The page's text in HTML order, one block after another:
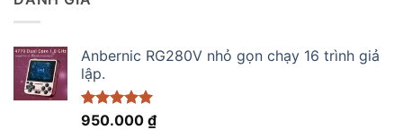
Anbernic RG280V nhỏ gọn chạy 16 trình giả
lập.
Được xếp
950.000 ₫